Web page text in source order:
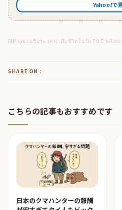
Yahoo!で
RIP คุณลุงชิมุระ เคน เสียชีวิตในวัย 70 ปี หลังพ
SHARE ON :
こちらの記事もおすすめです
日本のクマハンターの報酬